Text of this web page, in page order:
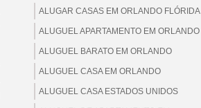
ALUGAR CASAS EM ORLANDO FLÓRIDA
ALUGUEL APARTAMENTO EM ORLANDO
ALUGUEL BARATO EM ORLANDO
ALUGUEL CASA EM ORLANDO
ALUGUEL CASA ESTADOS UNIDOS